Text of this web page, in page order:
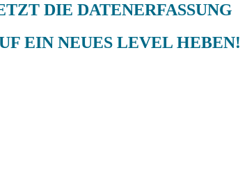
DIE DATENERFASSUNG
EIN NEUES LEVEL HEBEN!